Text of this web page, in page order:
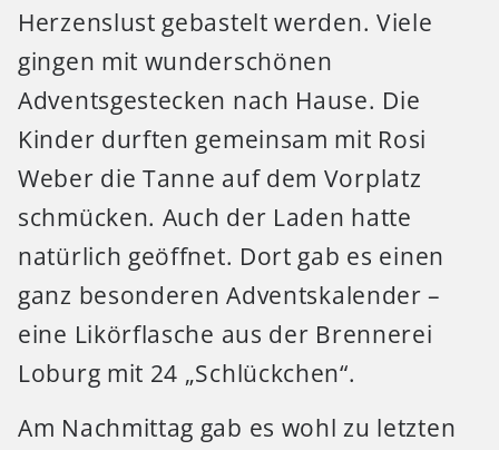
Herzenslust gebastelt werden. Viele
gingen mit wunderschönen
Adventsgestecken nach Hause. Die
Kinder durften gemeinsam mit Rosi
Weber die Tanne auf dem Vorplatz
schmücken. Auch der Laden hatte
natürlich geöffnet. Dort gab es einen
ganz besonderen Adventskalender –
eine Likörflasche aus der Brennerei
Loburg mit 24 „Schlückchen“.
Am Nachmittag gab es wohl zu letzten